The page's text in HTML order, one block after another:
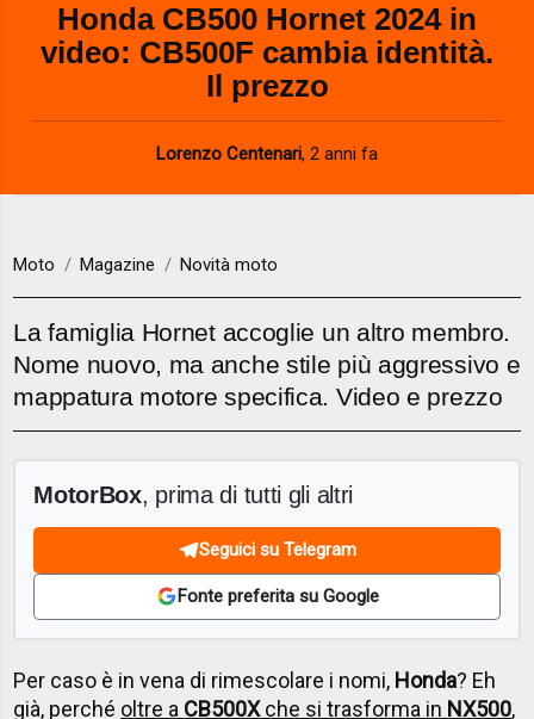
V
i
d
e
Honda CB500 Hornet 2024 in
video: CB500F cambia identità.
Il prezzo
Lorenzo Centenari, 2 anni fa
Moto Magazine Novità moto
La famiglia Hornet accoglie un altro membro.
Nome nuovo, ma anche stile più aggressivo e
mappatura motore specifica. Video e prezzo
MotorBox, prima di tutti gli altri
Seguici su Telegram
Fonte preferita su Google
Per caso è in vena di rimescolare i nomi, Honda? Eh
già, perché oltre a CB500Xche si trasforma in NX500,